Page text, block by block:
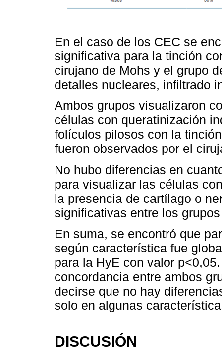
En el caso de los CEC se
significativa para la tinción
cirujano de Mohs y el grupo
detalles nucleares, infiltrado
Ambos grupos visualizaron
células con queratinización
folículos pilosos con la
fueron observados por el
No hubo diferencias en
para visualizar las células
la presencia de cartílago o
significativas entre los
En suma, se encontró que
según característica fue
para la HyE con valor
concordancia entre ambos
decirse que no hay
solo en algunas
DISCUSIÓN